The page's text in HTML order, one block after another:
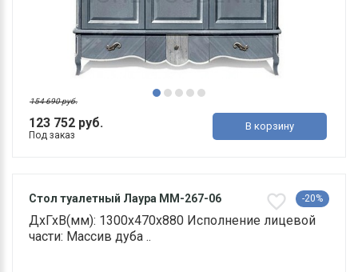
123 752 руб.
154 690 руб.
Под заказ
В корзину
Стол туалетный Лаура ММ-267-06 -20%
ДхГхВ(мм): 1300х470х880 Исполнение лицевой
части: Массив дуба ..